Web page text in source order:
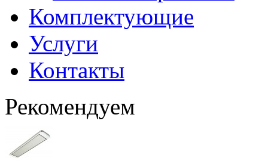
Комплектующие
Услуги
Контакты
Рекомендуем